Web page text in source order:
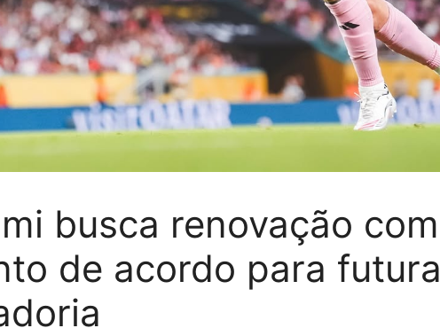
busca renovação com
de acordo para futura